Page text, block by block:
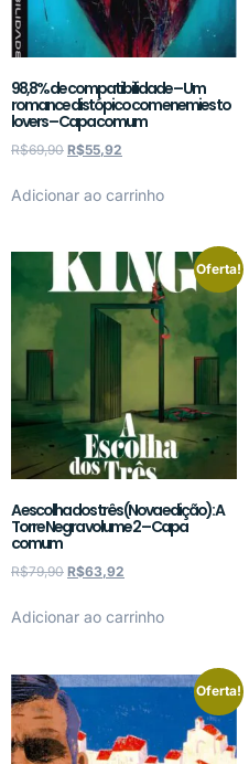
98,8% de compatibilidade – Um
romance distópico com enemies to
lovers – Capa comum
R$69,90 R$55,92
Adicionar ao carrinho
Oferta!
A escolha dos três (Nova edição): A
Torre Negra volume 2 – Capa
comum
R$79,90 R$63,92
Adicionar ao carrinho
Oferta!